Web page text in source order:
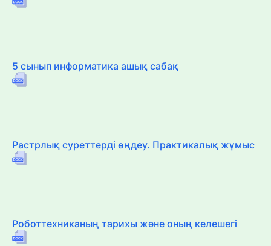
5 сынып информатика ашық сабақ
Растрлық суреттерді өңдеу. Практикалық жұмыс
Роботтехниканың тарихы және оның келешегі